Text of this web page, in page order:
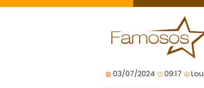
03/07/2024 09:17